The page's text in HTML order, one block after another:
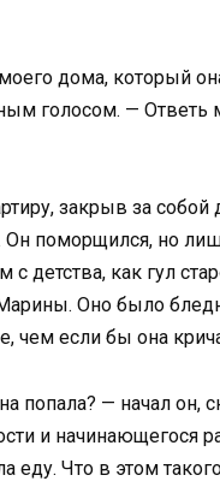
дома, который
голосом. — Ответь
закрыв за
Он поморщился, но
детства, как гул
Оно было
чем если бы она
попала? — начал он,
и начинающегося
еду. Что в этом